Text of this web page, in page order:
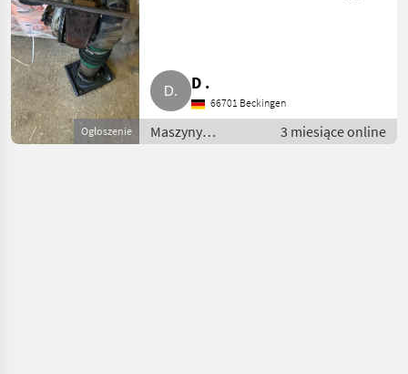
Ogłoszenie
D .
66701 Beckingen
Maszyny
budowlane /
3 miesiące online